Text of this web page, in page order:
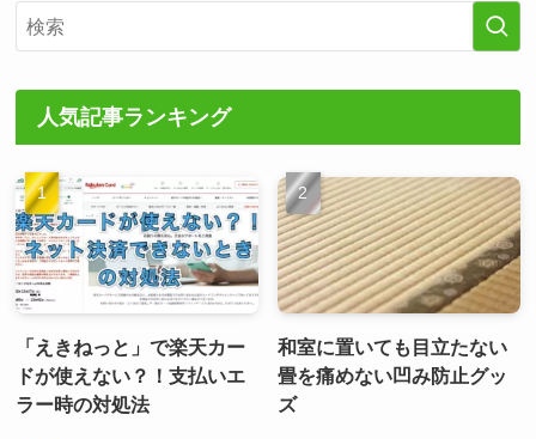
人気記事ランキング
「えきねっと」で楽天カー
ドが使えない？！支払いエ
ラー時の対処法
和室に置いても目立たない
畳を痛めない凹み防止グッ
ズ